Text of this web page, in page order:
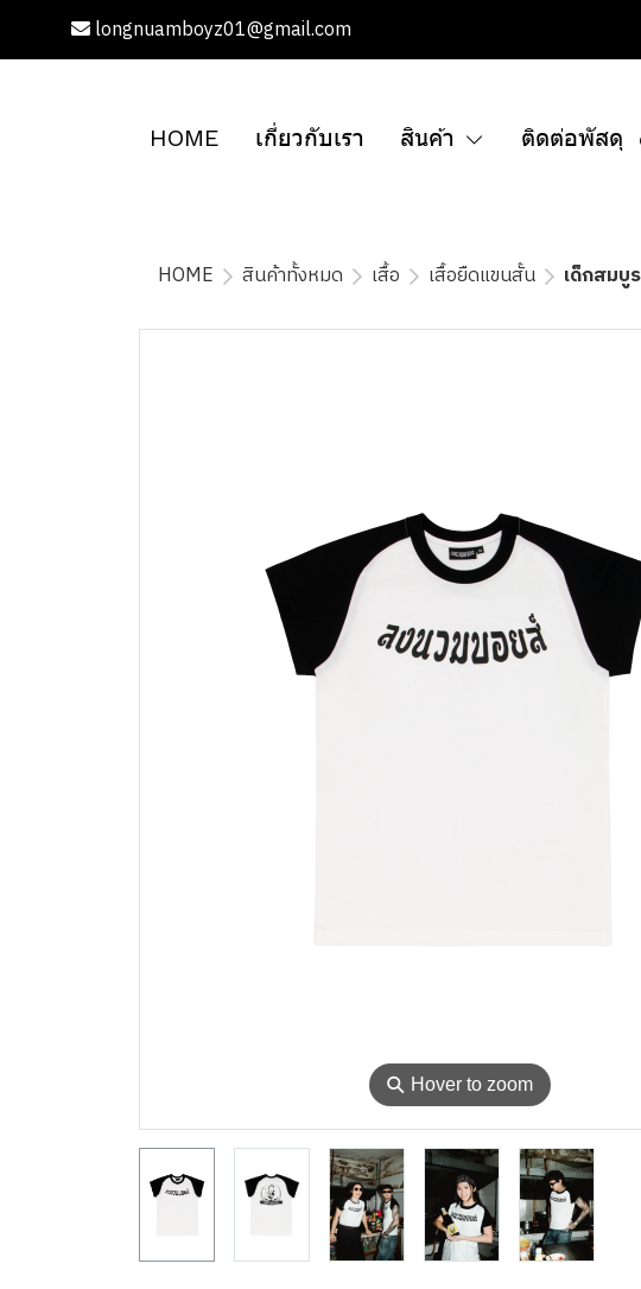
longnuamboyz01@gmail.com
HOME เกี่ยวกับเรา สินค้า ติดต่อพัสดุ
HOME สินค้าทั้งหมด เสื้อ เสื้อยืดแขนสั้น เด็กสมบู
⚲ Hover to zoom